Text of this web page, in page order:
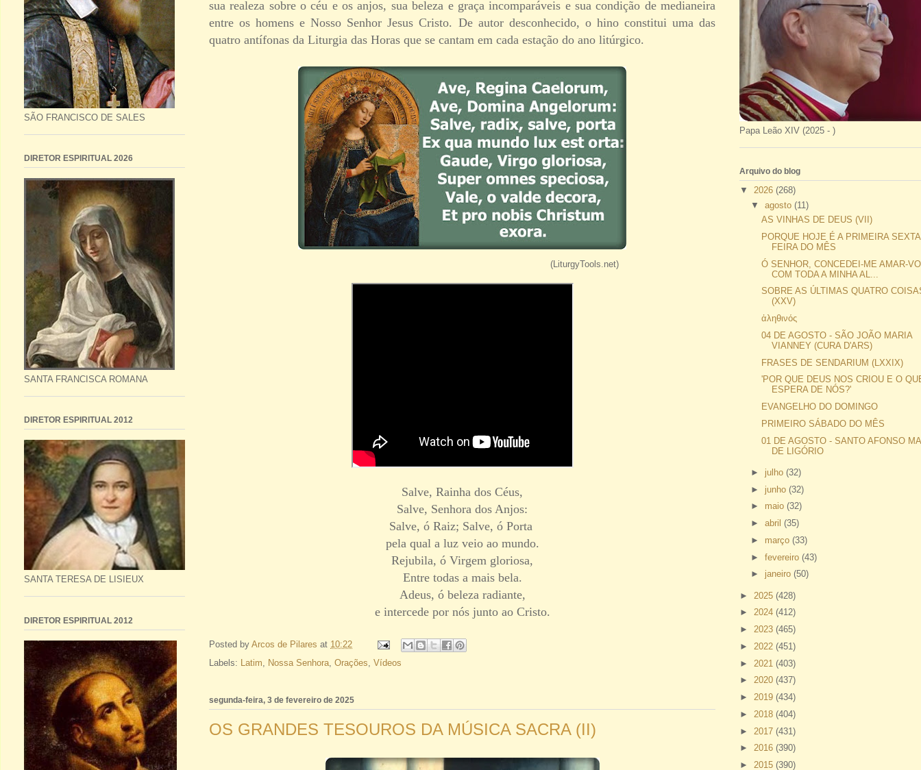
sua realeza sobre o céu e os anjos, sua beleza e graça incomparáveis e sua condição de medianeira
entre os homens e Nosso Senhor Jesus Cristo. De autor desconhecido, o hino constitui uma das
quatro antífonas da Liturgia das Horas que se cantam em cada estação do ano litúrgico.
(LiturgyTools.net)
Salve, Rainha dos Céus,
Salve, Senhora dos Anjos:
Salve, ó Raiz; Salve, ó Porta
pela qual a luz veio ao mundo.
Rejubila, ó Virgem gloriosa,
Entre todas a mais bela.
Adeus, ó beleza radiante,
e intercede por nós junto ao Cristo.
Posted by Arcos de Pilares at 10:22
Labels: Latim Nossa Senhora Orações Vídeos
segunda-feira, 3 de fevereiro de 2025
OS GRANDES TESOUROS DA MÚSICA SACRA (II)
SÃO FRANCISCO DE SALES
DIRETOR ESPIRITUAL 2026
SANTA FRANCISCA ROMANA
DIRETOR ESPIRITUAL 2012
SANTA TERESA DE LISIEUX
DIRETOR ESPIRITUAL 2012
Papa Leão XIV (2025 - )
Arquivo do blog
▼ 2026 (268)
▼ agosto (11)
AS VINHAS DE DEUS (VII)
PORQUE HOJE É A PRIMEIRA
FEIRA DO MÊS
Ó SENHOR, CONCEDEI-ME AMAR-
COM TODA A MINHA AL...
SOBRE AS ÚLTIMAS QUATRO
(XXV)
ἀληθινός
04 DE AGOSTO - SÃO JOÃO MARIA
VIANNEY (CURA D'ARS)
FRASES DE SENDARIUM (LXXIX)
'POR QUE DEUS NOS CRIOU E O
ESPERA DE NÓS?'
EVANGELHO DO DOMINGO
PRIMEIRO SÁBADO DO MÊS
01 DE AGOSTO - SANTO AFONSO
DE LIGÓRIO
► julho (32)
► junho (32)
► maio (32)
► abril (35)
► março (33)
► fevereiro (43)
► janeiro (50)
► 2025 (428)
► 2024 (412)
► 2023 (465)
► 2022 (451)
► 2021 (403)
► 2020 (437)
► 2019 (434)
► 2018 (404)
► 2017 (431)
► 2016 (390)
► 2015 (390)